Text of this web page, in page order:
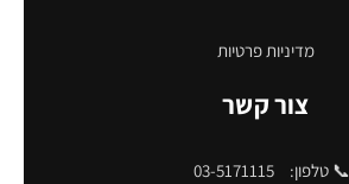
מדיניות פרטיות
צור קשר
📞 טלפון: 03-5171115